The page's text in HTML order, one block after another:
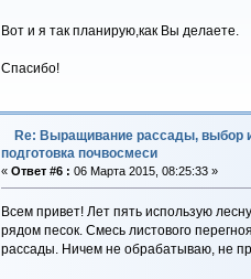
Вот и я так планирую,как Вы делаете.
Спасибо!
Re: Выращивание рассады, выбор
подготовка почвосмеси
« Ответ #6 : 06 Марта 2015, 08:25:33 »
Всем привет! Лет пять использую
рядом песок. Смесь листового
рассады. Ничем не обрабатываю, не